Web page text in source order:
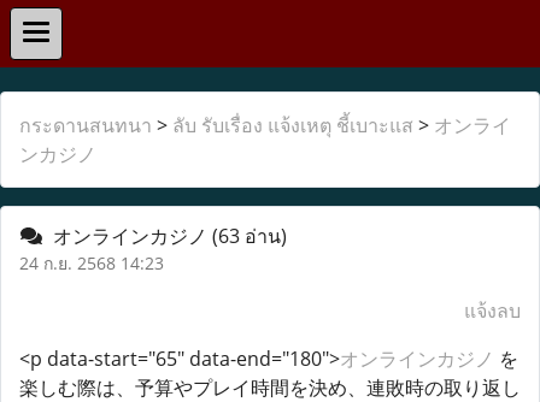
กระดานสนทนา > ลับ รับเรื่อง แจ้งเหตุ ชี้เบาะแส > オンライ
ンカジノ
オンラインカジノ (63 อ่าน)
24 ก.ย. 2568 14:23
แจ้งลบ
<p data-start="65" data-end="180">オンラインカジノ を
楽しむ際は、予算やプレイ時間を決め、連敗時の取り返し